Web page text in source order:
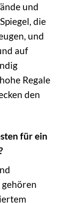
und
die
und
auf
Regale
den
für ein